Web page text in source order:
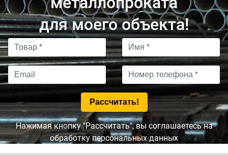
для моего объекта!
Нажимая кнопку "Рассчитать", вы соглашаетесь на
обработку персональных данных